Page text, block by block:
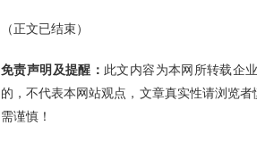
（正文已结束）
免责声明及提醒： 此文内容为本网所转载企
的，不代表本网站观点，文章真实性请浏览
需谨慎！